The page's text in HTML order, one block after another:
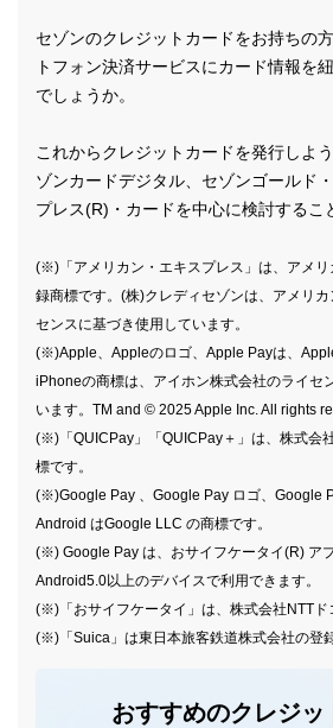
セゾンのクレジットカードをお持ちの
トフォン決済サービスにカード情報を
でしょうか。
これからクレジットカードを発行しよ
ゾンカードデジタル、セゾンゴールド
プレス(R)・カードを中心に検討するこ
(※)「アメリカン・エキスプレス」は、アメ
録商標です。(株)クレディセゾンは、アメリ
センスに基づき使用しています。
(※)Apple、Appleのロゴ、Apple Payは、
iPhoneの商標は、アイホン株式会社のライセ
います。TM and © 2025 Apple Inc. All rights
(※)「QUICPay」「QUICPay＋」は、株式会
標です。
(※)Google Pay 、Google Pay ロゴ、Google
Android はGoogle LLC の商標です。
(※) Google Pay は、おサイフケータイ(R) ア
Android5.0以上のデバイスで利用できます。
(※)「おサイフケータイ」は、株式会社NTTド
(※)「Suica」は東日本旅客鉄道株式会社の登
おすすめのクレジッ